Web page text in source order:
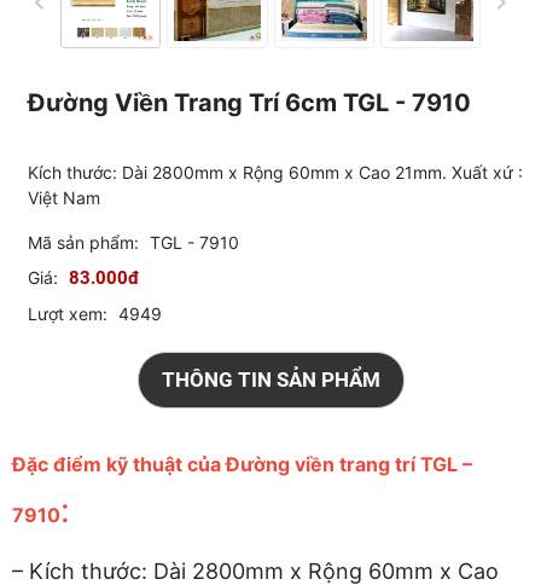
Đường Viền Trang Trí 6cm TGL - 7910
Kích thước: Dài 2800mm x Rộng 60mm x Cao 21mm. Xuất xứ :
Việt Nam
Mã sản phẩm: TGL - 7910
Giá: 83.000đ
Lượt xem: 4949
THÔNG TIN SẢN PHẨM
Đặc điểm kỹ thuật của Đường viền trang trí TGL –
7910:
– Kích thước: Dài 2800mm x Rộng 60mm x Cao